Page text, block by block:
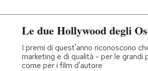
Le due Hollywood degli
I premi di quest'anno riconoscono
marketing e di qualità - per le
come per i film d'autore